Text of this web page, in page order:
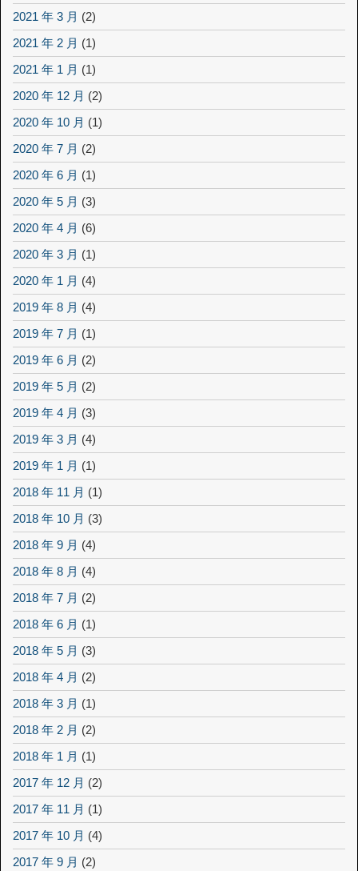
2021 年 3 月 (2)
2021 年 2 月 (1)
2021 年 1 月 (1)
2020 年 12 月 (2)
2020 年 10 月 (1)
2020 年 7 月 (2)
2020 年 6 月 (1)
2020 年 5 月 (3)
2020 年 4 月 (6)
2020 年 3 月 (1)
2020 年 1 月 (4)
2019 年 8 月 (4)
2019 年 7 月 (1)
2019 年 6 月 (2)
2019 年 5 月 (2)
2019 年 4 月 (3)
2019 年 3 月 (4)
2019 年 1 月 (1)
2018 年 11 月 (1)
2018 年 10 月 (3)
2018 年 9 月 (4)
2018 年 8 月 (4)
2018 年 7 月 (2)
2018 年 6 月 (1)
2018 年 5 月 (3)
2018 年 4 月 (2)
2018 年 3 月 (1)
2018 年 2 月 (2)
2018 年 1 月 (1)
2017 年 12 月 (2)
2017 年 11 月 (1)
2017 年 10 月 (4)
2017 年 9 月 (2)